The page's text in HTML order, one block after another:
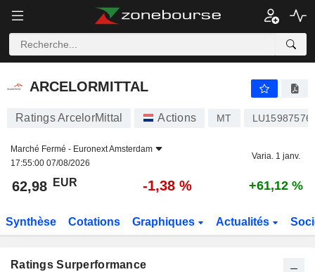
ARCELORMITTAL
ARCELORMITTAL
Ratings ArcelorMittal Actions MT
Marché Fermé - Euronext Amsterdam
17:55:00 07/08/2026
Varia. 1 janv.
62,98 EUR -1,38 % +61,12 %
Synthèse Cotations Graphiques Actualités
Ratings Surperformance